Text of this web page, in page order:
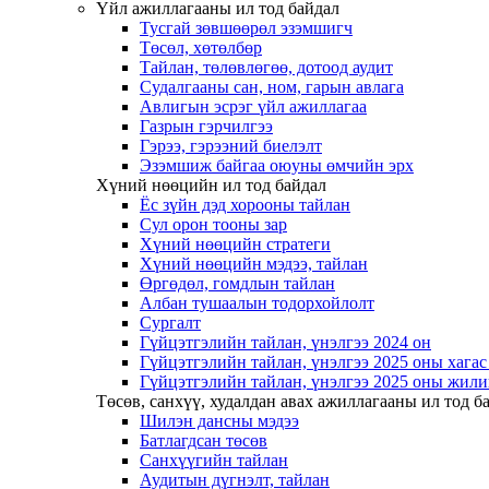
Үйл ажиллагааны ил тод байдал
Тусгай зөвшөөрөл эзэмшигч
Төсөл, хөтөлбөр
Тайлан, төлөвлөгөө, дотоод аудит
Судалгааны сан, ном, гарын авлага
Авлигын эсрэг үйл ажиллагаа
Газрын гэрчилгээ
Гэрээ, гэрээний биелэлт
Эзэмшиж байгаа оюуны өмчийн эрх
Хүний нөөцийн ил тод байдал
Ёс зүйн дэд хорооны тайлан
Сул орон тооны зар
Хүний нөөцийн стратеги
Хүний нөөцийн мэдээ, тайлан
Өргөдөл, гомдлын тайлан
Албан тушаалын тодорхойлолт
Сургалт
Гүйцэтгэлийн тайлан, үнэлгээ 2024 он
Гүйцэтгэлийн тайлан, үнэлгээ 2025 оны
Гүйцэтгэлийн тайлан, үнэлгээ 2025 оны
Төсөв, санхүү, худалдан авах ажиллагааны ил тод
Шилэн дансны мэдээ
Батлагдсан төсөв
Санхүүгийн тайлан
Аудитын дүгнэлт, тайлан